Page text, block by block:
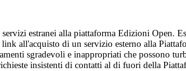
estranei alla piattaforma Edizioni Open.
all'acquisto di un servizio esterno alla
sgradevoli e inappropriati che possono
insistenti di contatti al di fuori della